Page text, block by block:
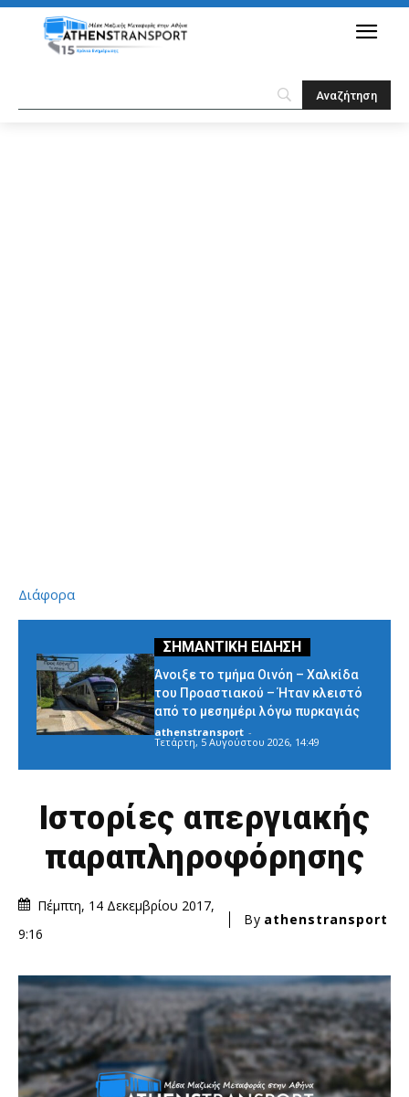
Διάφορα
Άνοιξε το τμήμα Οινόη – Χαλκίδα
του Προαστιακού – Ήταν κλειστό
από το μεσημέρι λόγω πυρκαγιάς
athenstransport -
Τετάρτη, 5 Αυγούστου 2026, 14:49
Ιστορίες απεργιακής
παραπληροφόρησης
Πέμπτη, 14 Δεκεμβρίου 2017,
9:16
By athenstransport